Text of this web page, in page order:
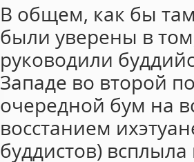
В общем, как бы
были уверены в
руководили
Западе во второй
очередной бум на
восстанием
буддистов)